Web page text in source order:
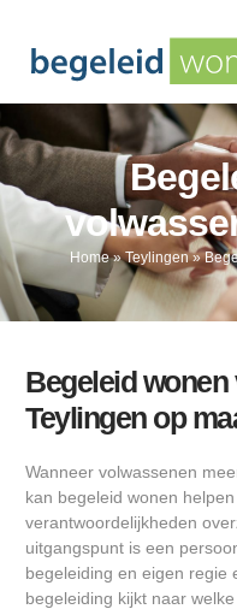
Home»Teylingen»
Begeleid
Teylingen op
Wanneer volwassenen
kan begeleid wonen
verantwoordelijkheden
uitgangspunt is een
begeleiding en eigen regie
begeleiding kijkt naar